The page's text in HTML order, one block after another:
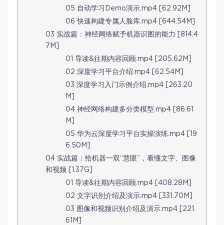
05 自动学习Demo演示.mp4 [62.92M]
06 快速构建专属人脸库.mp4 [644.54M]
03 实战篇：神经网络赋予机器识图的能力 [814.4
7M]
01 导读&往期内容回顾.mp4 [205.62M]
02 深度学习平台介绍.mp4 [62.54M]
03 深度学习入门示例介绍.mp4 [263.20
M]
04 神经网络构建多分类模型.mp4 [86.61
M]
05 华为云深度学习平台实操演练.mp4 [19
6.50M]
04 实战篇：给机器一双“慧眼”，看懂文字、图像
和视频 [1.37G]
01 导读&往期内容回顾.mp4 [408.28M]
02 文字识别介绍及演示.mp4 [331.70M]
03 图像和视频识别介绍及演示.mp4 [221.
61M]